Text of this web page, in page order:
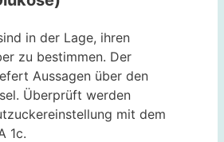
in der Lage, ihren
zu bestimmen. Der
Aussagen über den
Überprüft werden
mit dem
1c.